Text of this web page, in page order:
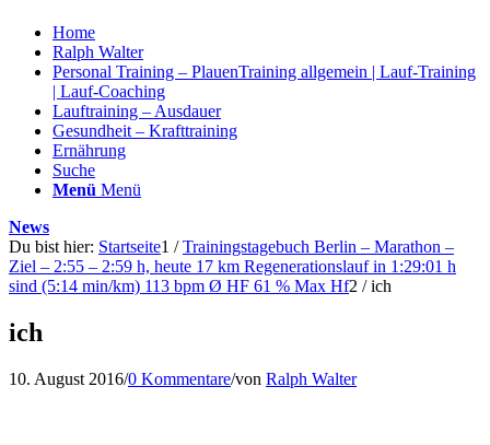
Home
Ralph Walter
Personal Training – PlauenTraining allgemein | Lauf-Training
| Lauf-Coaching
Lauftraining – Ausdauer
Gesundheit – Krafttraining
Ernährung
Suche
Menü Menü
News
Du bist hier: Startseite1 / Trainingstagebuch Berlin – Marathon –
Ziel – 2:55 – 2:59 h, heute 17 km Regenerationslauf in 1:29:01 h
sind (5:14 min/km) 113 bpm Ø HF 61 % Max Hf2 / ich
ich
10. August 2016/0 Kommentare/von Ralph Walter